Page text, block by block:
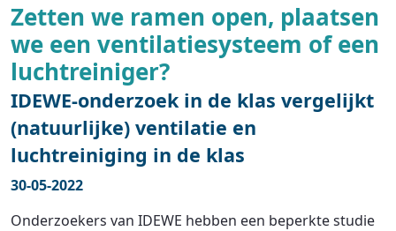
Zetten we ramen open, plaatsen
we een ventilatiesysteem of een
luchtreiniger?
IDEWE-onderzoek in de klas vergelijkt
(natuurlijke) ventilatie en
luchtreiniging in de klas
30-05-2022
Onderzoekers van IDEWE hebben een beperkte studie